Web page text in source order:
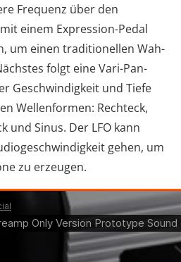
Frequenz über den
einem Expression-Pedal
um einen traditionellen Wah-
folgt eine Vari-Pan-
Geschwindigkeit und Tiefe
Wellenformen: Rechteck,
und Sinus. Der LFO kann
gehen, um
zu erzeugen.